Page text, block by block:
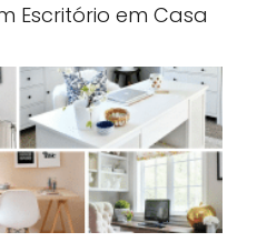
Escritório em Casa